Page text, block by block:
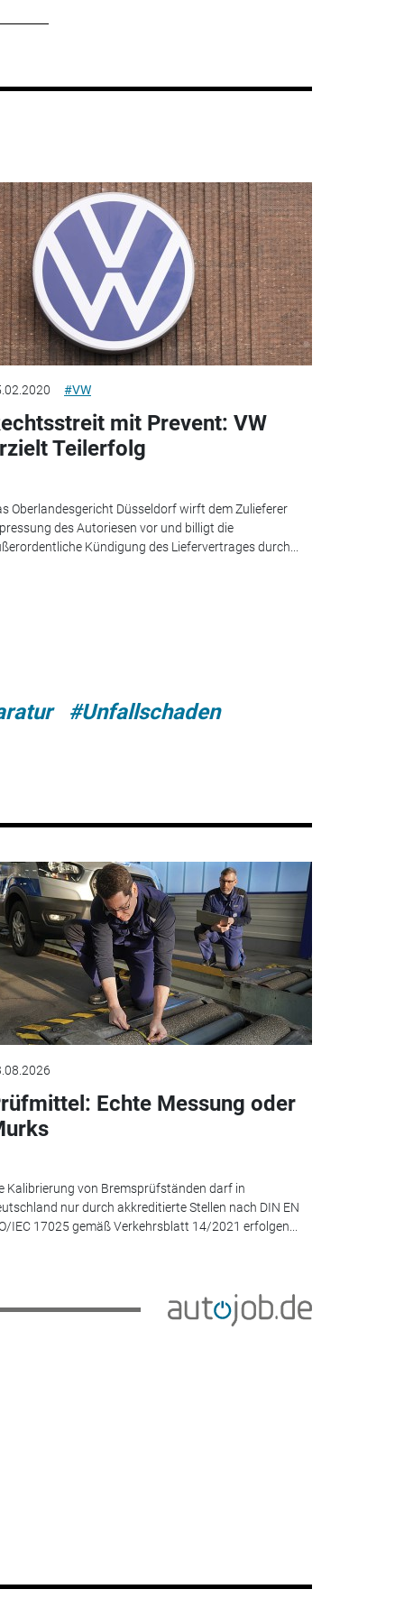
#VW
mit Prevent: VW
Teilerfolg
Oberlandesgericht Düsseldorf wirft dem Zulieferer
des Autoriesen vor und billigt die
Kündigung des Liefervertrages durch...
#Unfallschaden
Echte Messung oder
Kalibrierung von Bremsprüfständen darf in
nur durch akkreditierte Stellen nach DIN EN
IEC 17025 gemäß Verkehrsblatt 14/2021 erfolgen...